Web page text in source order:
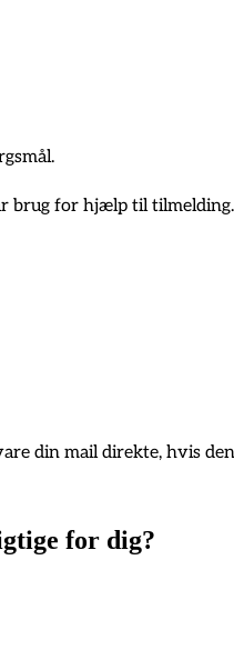
brug for hjælp til tilmelding.
din mail direkte, hvis
for dig?